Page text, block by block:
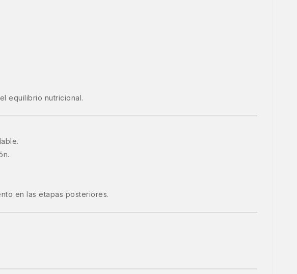
equilibrio nutricional.
en las etapas posteriores.